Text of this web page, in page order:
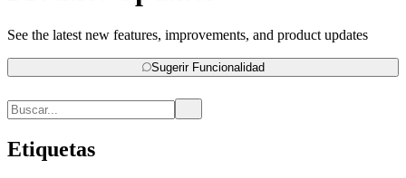
See the latest new features, improvements, and product updates
Sugerir Funcionalidad
Etiquetas